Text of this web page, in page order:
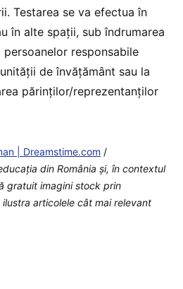
Testarea se va efectua în
în alte spații, sub îndrumarea
responsabile
de învățământ sau la
părinților/reprezentanților
| Dreamstime.com /
din România şi, în contextul
gratuit imagini stock prin
ilustra articolele cât mai relevant